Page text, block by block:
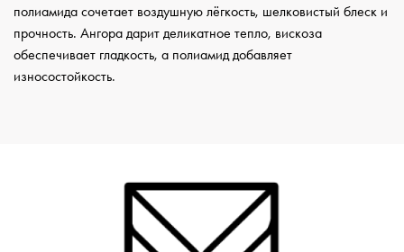
полиамида сочетает воздушную лёгкость, шелковистый блеск и
прочность. Ангора дарит деликатное тепло, вискоза
обеспечивает гладкость, а полиамид добавляет
износостойкость.